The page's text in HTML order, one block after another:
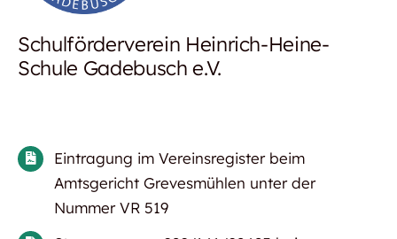
Schulförderverein Heinrich-Heine-
Schule Gadebusch e.V.
Eintragung im Vereinsregister beim
Amtsgericht Grevesmühlen unter der
Nummer VR 519